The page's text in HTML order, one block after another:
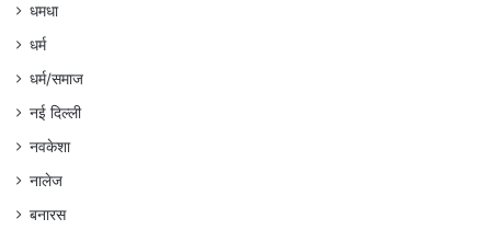
धमधा
धर्म
धर्म/समाज
नई दिल्ली
नवकेशा
नालेज
बनारस